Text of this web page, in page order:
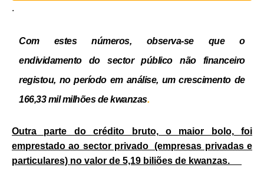
.
Com estes números, observa-se que o
endividamento do sector público não financeiro
registou, no período em análise, um crescimento de
166,33 mil milhões de kwanzas.
Outra parte do crédito bruto, o maior bolo, foi
emprestado ao sector privado (empresas privadas e
particulares) no valor de 5,19 biliões de kwanzas.